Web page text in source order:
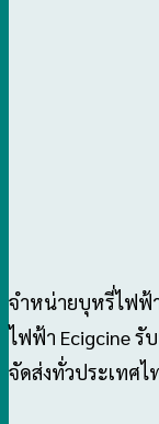
จำหน่ายบุหรี่ไฟฟ้
ไฟฟ้า Ecigcine รั
จัดส่งทั่วประเทศไ